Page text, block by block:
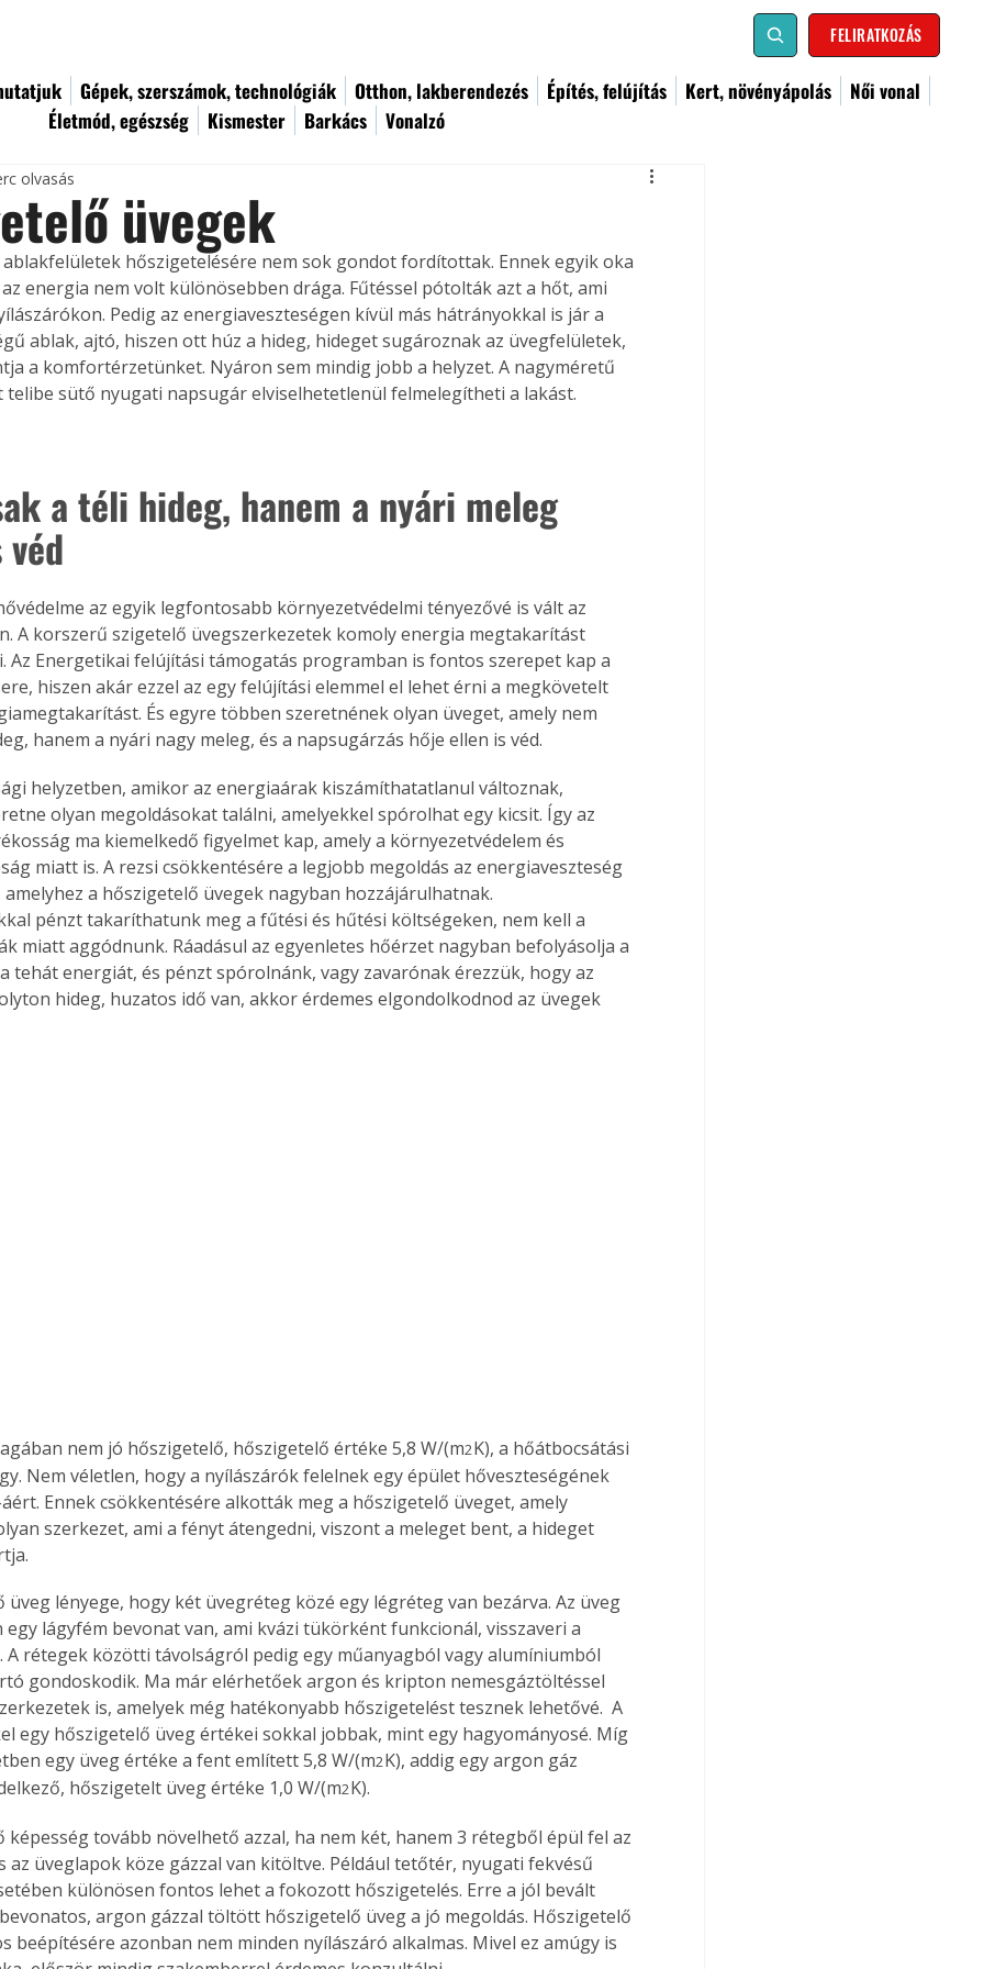
FELIRATKOZÁS
Gépek, szerszámok, technológiák Otthon, lakberendezés Építés, felújítás Kert, növényápolás
Női vonal
Életmód, egészség
Kismester Barkács Vonalzó
üvegek
olvasás
hőszigetelésére nem sok gondot fordítottak. Ennek egyik oka
energia nem volt különösebben drága. Fűtéssel pótolták azt a hőt, ami
Pedig az energiaveszteségen kívül más hátrányokkal is jár a
ablak, ajtó, hiszen ott húz a hideg, hideget sugároznak az üvegfelületek,
a komfortérzetünket. Nyáron sem mindig jobb a helyzet. A nagyméretű
sütő nyugati napsugár elviselhetetlenül felmelegítheti a lakást.
a téli hideg, hanem a nyári meleg
az egyik legfontosabb környezetvédelmi tényezővé is vált az
A korszerű szigetelő üvegszerkezetek komoly energia megtakarítást
Az Energetikai felújítási támogatás programban is fontos szerepet kap a
hiszen akár ezzel az egy felújítási elemmel el lehet érni a megkövetelt
És egyre többen szeretnének olyan üveget, amely nem
hanem a nyári nagy meleg, és a napsugárzás hője ellen is véd.
helyzetben, amikor az energiaárak kiszámíthatatlanul változnak,
olyan megoldásokat találni, amelyekkel spórolhat egy kicsit. Így az
ma kiemelkedő figyelmet kap, amely a környezetvédelem és
miatt is. A rezsi csökkentésére a legjobb megoldás az energiaveszteség
amelyhez a hőszigetelő üvegek nagyban hozzájárulhatnak.
pénzt takaríthatunk meg a fűtési és hűtési költségeken, nem kell a
miatt aggódnunk. Ráadásul az egyenletes hőérzet nagyban befolyásolja a
tehát energiát, és pénzt spórolnánk, vagy zavarónak érezzük, hogy az
hideg, huzatos idő van, akkor érdemes elgondolkodnod az üvegek
nem jó hőszigetelő, hőszigetelő értéke 5,8 W/(m2K), a hőátbocsátási
Nem véletlen, hogy a nyílászárók felelnek egy épület hőveszteségének
Ennek csökkentésére alkották meg a hőszigetelő üveget, amely
szerkezet, ami a fényt átengedni, viszont a meleget bent, a hideget
üveg lényege, hogy két üvegréteg közé egy légréteg van bezárva. Az üveg
egy lágyfém bevonat van, ami kvázi tükörként funkcionál, visszaveri a
A rétegek közötti távolságról pedig egy műanyagból vagy alumíniumból
gondoskodik. Ma már elérhetőek argon és kripton nemesgáztöltéssel
is, amelyek még hatékonyabb hőszigetelést tesznek lehetővé.  A
egy hőszigetelő üveg értékei sokkal jobbak, mint egy hagyományosé. Míg
egy üveg értéke a fent említett 5,8 W/(m2K), addig egy argon gáz
hőszigetelt üveg értéke 1,0 W/(m2K).
képesség tovább növelhető azzal, ha nem két, hanem 3 rétegből épül fel az
az üveglapok köze gázzal van kitöltve. Például tetőtér, nyugati fekvésű
különösen fontos lehet a fokozott hőszigetelés. Erre a jól bevált
argon gázzal töltött hőszigetelő üveg a jó megoldás. Hőszigetelő
beépítésére azonban nem minden nyílászáró alkalmas. Mivel ez amúgy is